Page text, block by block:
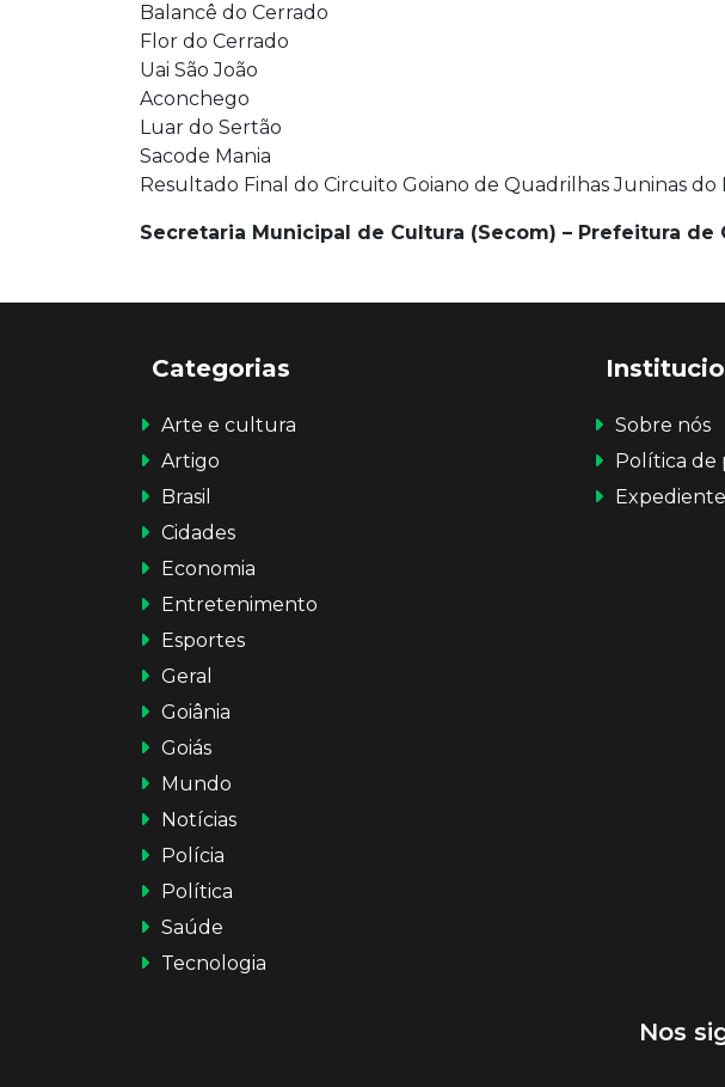
Balancê do Cerrado
Flor do Cerrado
Uai São João
Aconchego
Luar do Sertão
Sacode Mania
Resultado Final do Circuito Goiano de Quadrilhas Juninas do
Secretaria Municipal de Cultura (Secom) – Prefeitura de
Categorias
Arte e cultura
Artigo
Brasil
Cidades
Economia
Entretenimento
Esportes
Geral
Goiânia
Goiás
Mundo
Notícias
Polícia
Política
Saúde
Tecnologia
Sobre nós
Política de
Expediente
Nos